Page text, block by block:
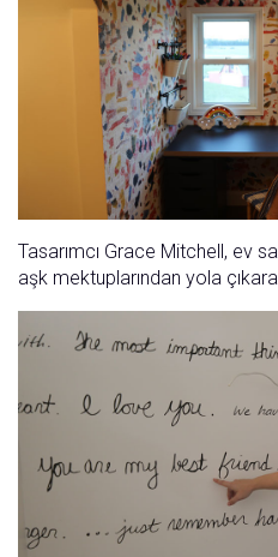
Tasarımcı Grace Mitchell, ev
aşk mektuplarından yola